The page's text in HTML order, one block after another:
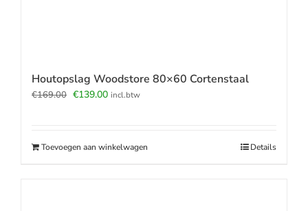
Houtopslag Woodstore 80×60 Cortenstaal
€169.00 Oorspronkelijke
€139.00Huidige
incl.btw
Toevoegen aan winkelwagen Details